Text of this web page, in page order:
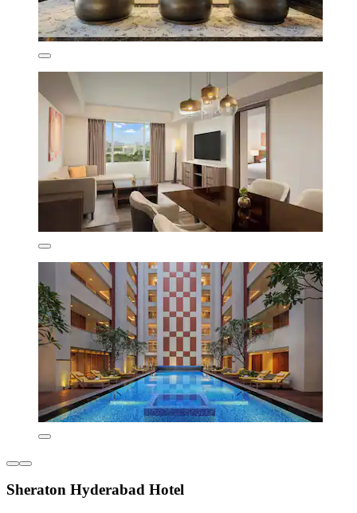
Sheraton Hyderabad Hotel